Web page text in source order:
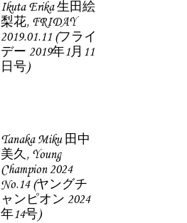
Ikuta Erika 生田絵
梨花, FRIDAY
2019.01.11 (フライ
デー 2019年1月11
日号)
Tanaka Miku 田中
美久, Young
Champion 2024
No.14 (ヤングチ
ャンピオン 2024
年14号)